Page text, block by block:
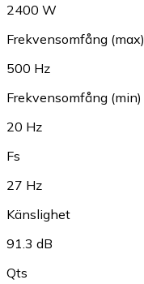
2400 W
Frekvensomfång (max)
500 Hz
Frekvensomfång (min)
20 Hz
Fs
27 Hz
Känslighet
91.3 dB
Qts